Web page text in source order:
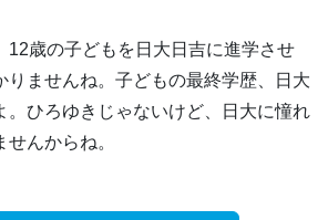
12歳の子どもを日大日吉に進学させ
りませんね。子どもの最終学歴、日大
。ひろゆきじゃないけど、日大に憧れ
んからね。